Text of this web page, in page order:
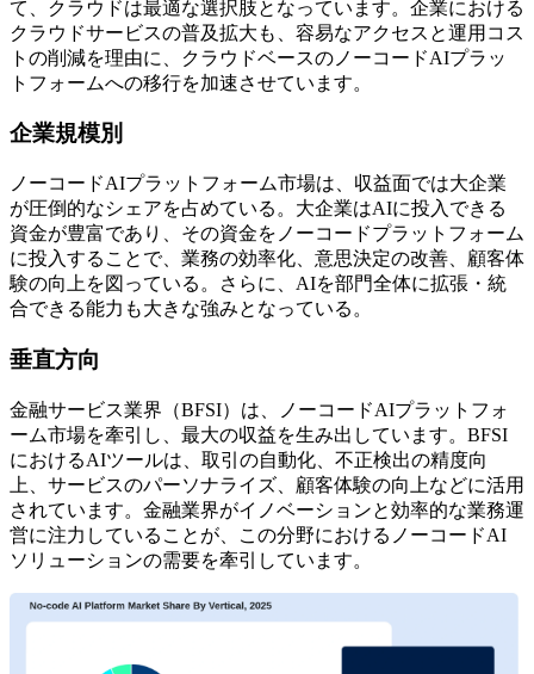
て、クラウドは最適な選択肢となっています。企業における
クラウドサービスの普及拡大も、容易なアクセスと運用コス
トの削減を理由に、クラウドベースのノーコードAIプラッ
トフォームへの移行を加速させています。
企業規模別
ノーコードAIプラットフォーム市場は、収益面では大企業
が圧倒的なシェアを占めている。大企業はAIに投入できる
資金が豊富であり、その資金をノーコードプラットフォーム
に投入することで、業務の効率化、意思決定の改善、顧客体
験の向上を図っている。さらに、AIを部門全体に拡張・統
合できる能力も大きな強みとなっている。
垂直方向
金融サービス業界（BFSI）は、ノーコードAIプラットフォ
ーム市場を牽引し、最大の収益を生み出しています。BFSI
におけるAIツールは、取引の自動化、不正検出の精度向
上、サービスのパーソナライズ、顧客体験の向上などに活用
されています。金融業界がイノベーションと効率的な業務運
営に注力していることが、この分野におけるノーコードAI
ソリューションの需要を牽引しています。